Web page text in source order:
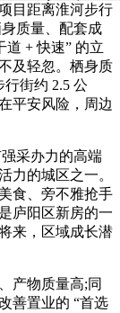
目距离淮河步行
质量、配套成
道 + 快速” 的立
及轻忽。栖身质
街约 2.5 公
平安风险，周边
采办力的高端
力的城区之一。
食、旁不雅抢手
庐阳区新房的一
来，区域成长潜
产物质量高;同
善置业的 “首选